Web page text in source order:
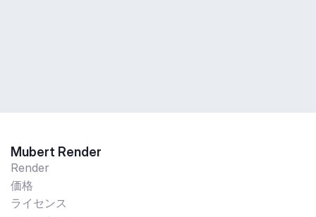
Mubert Render
Render
価格
ライセンス